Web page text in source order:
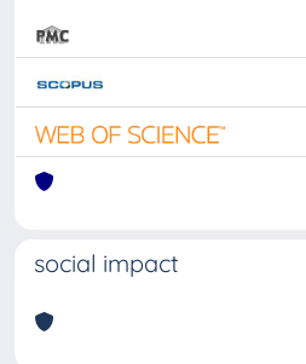
social impact